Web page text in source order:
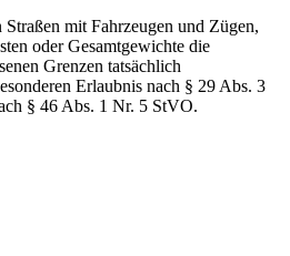
mit Fahrzeugen und Zügen,
oder Gesamtgewichte die
Grenzen tatsächlich
Erlaubnis nach § 29 Abs. 3
§ 46 Abs. 1 Nr. 5 StVO.